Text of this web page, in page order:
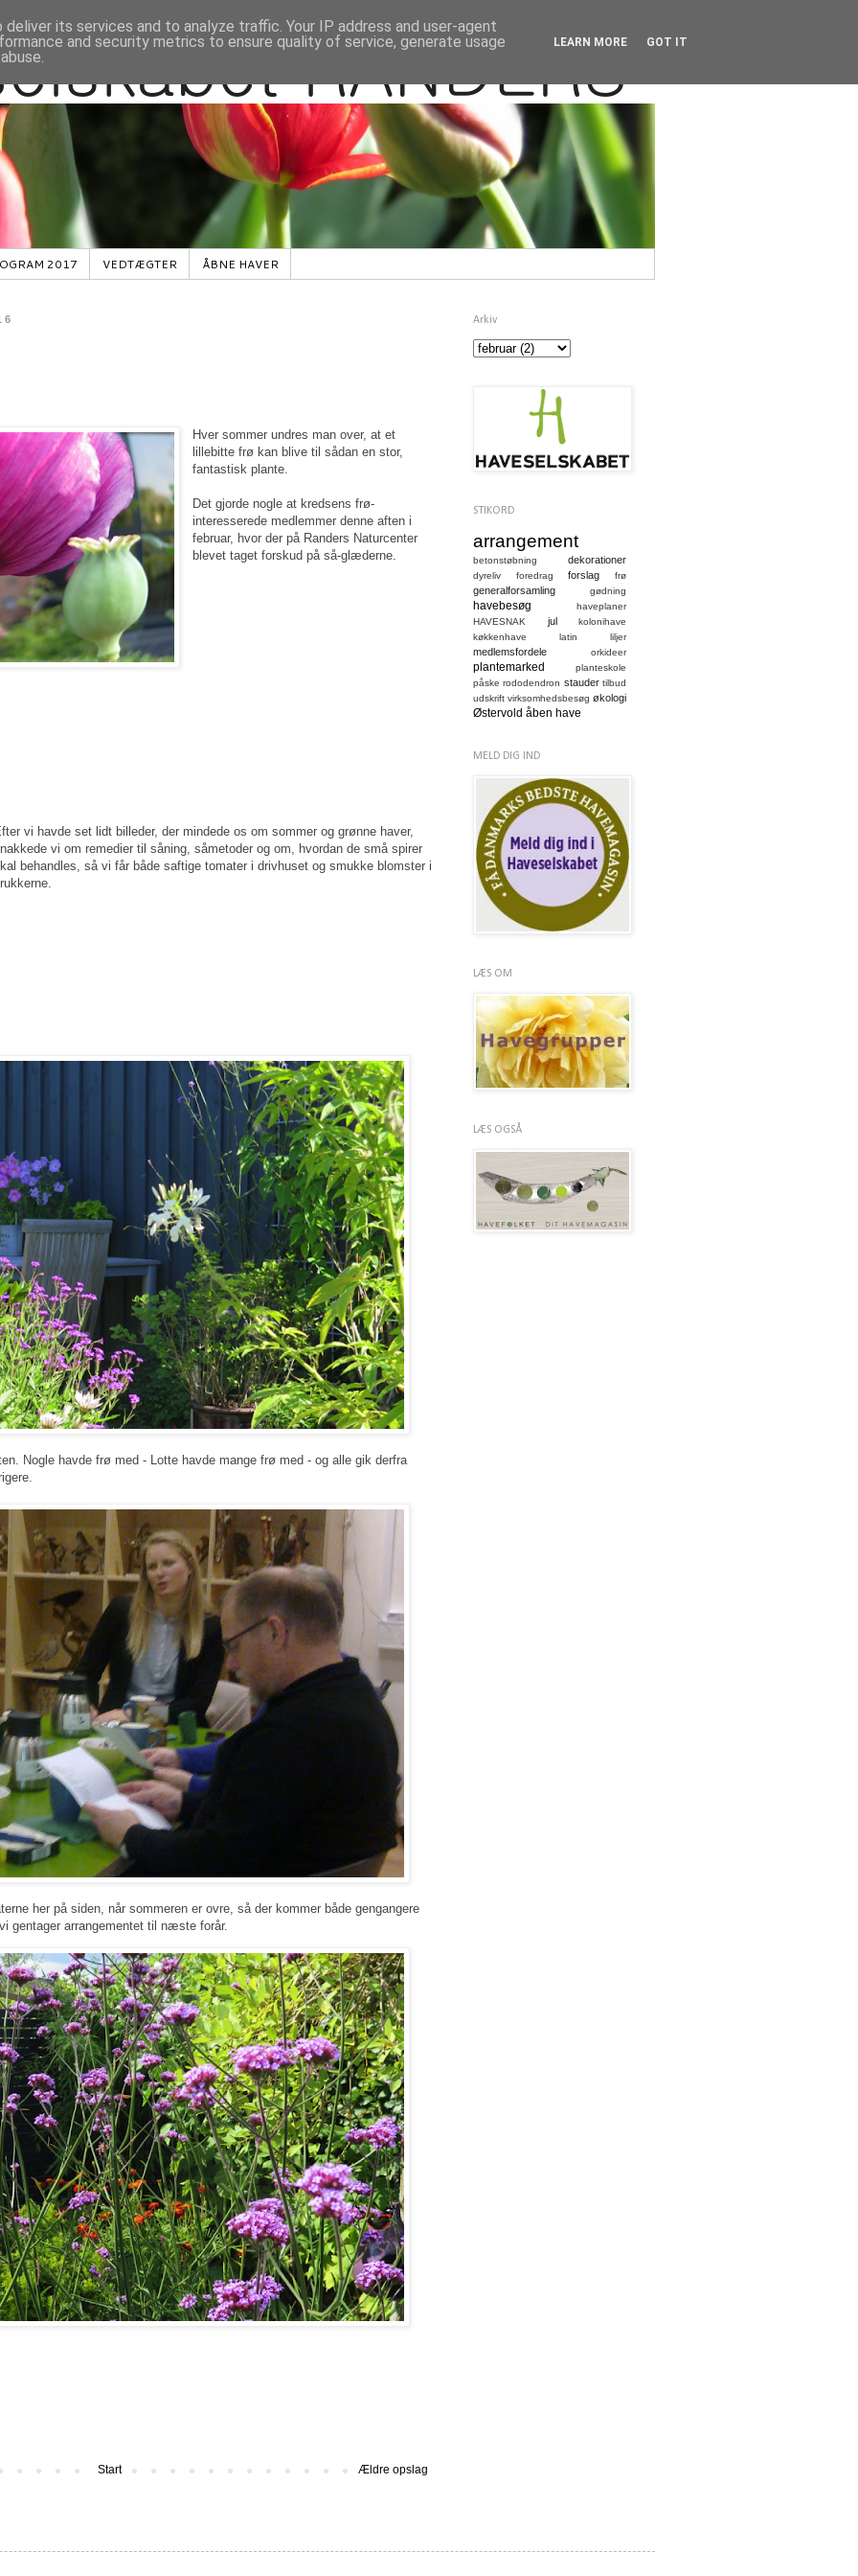
2017 VEDTÆGTER ÅBNE HAVER
Hver sommer undres man over, at et
lillebitte frø kan blive til sådan en stor,
fantastisk plante.
Det gjorde nogle at kredsens frø-
interesserede medlemmer denne aften i
februar, hvor der på Randers Naturcenter
blevet taget forskud på så-glæderne.
vi havde set lidt billeder, der mindede os om sommer og grønne haver,
vi om remedier til såning, såmetoder og om, hvordan de små spirer
behandles, så vi får både saftige tomater i drivhuset og smukke blomster i
Nogle havde frø med - Lotte havde mange frø med - og alle gik derfra
her på siden, når sommeren er ovre, så der kommer både gengangere
gentager arrangementet til næste forår.
Ældre opslag
Start
Arkiv
STIKORD
arrangement
betonstøbning dekorationer
dyreliv foredrag forslag frø
generalforsamling gødning
havebesøg
haveplaner
HAVESNAK
jul
kolonihave
køkkenhave
latin liljer
medlemsfordele orkideer
plantemarked
planteskole
påske rododendron stauder tilbud
udskrift virksomhedsbesøg økologi
Østervold åben have
MELD DIG IND
LÆS OM
LÆS OGSÅ
its services and to analyze traffic. Your IP address and user-agent
and security metrics to ensure quality of service, generate usage
LEARN MORE GOT IT